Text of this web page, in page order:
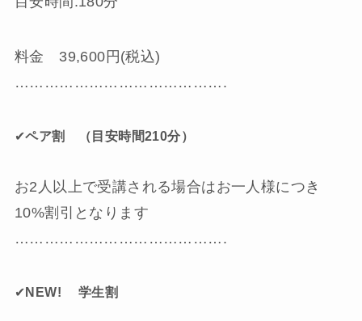
料金 39,600円(税込)
…………………………………….
✔︎ペア割 （目安時間210分）
お2人以上で受講される場合はお一人様につき
10%割引となります
…………………………………….
✔︎NEW! 学生割